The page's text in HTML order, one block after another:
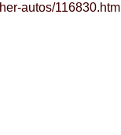
autos/116830.html